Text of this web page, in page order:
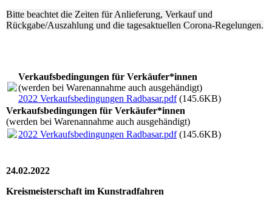
Bitte beachtet die Zeiten für Anlieferung, Verkauf und
Rückgabe/Auszahlung und die tagesaktuellen Corona-Regelungen.
Verkaufsbedingungen für Verkäufer*innen
(werden bei Warenannahme auch ausgehändigt)
2022 Verkaufsbedingungen Radbasar.pdf(145.6KB)
Verkaufsbedingungen für Verkäufer*innen
(werden bei Warenannahme auch ausgehändigt)
2022 Verkaufsbedingungen Radbasar.pdf(145.6KB)
24.02.2022
Kreismeisterschaft im Kunstradfahren